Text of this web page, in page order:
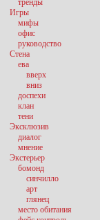
тренды
Игры
мифы
офис
руководство
Стена
ева
вверх
вниз
доспехи
клан
тени
Эксклюзив
диалог
мнение
Экстерьер
бомонд
синчилло
арт
глянец
место обитания